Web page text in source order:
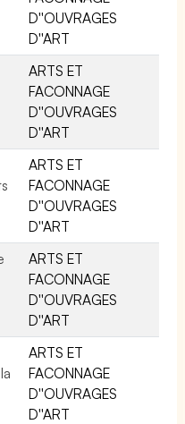
D''OUVRAGES
D''ART
ARTS ET
FACONNAGE
D''OUVRAGES
D''ART
ARTS ET
FACONNAGE
D''OUVRAGES
D''ART
ARTS ET
FACONNAGE
D''OUVRAGES
D''ART
ARTS ET
FACONNAGE
D''OUVRAGES
D''ART